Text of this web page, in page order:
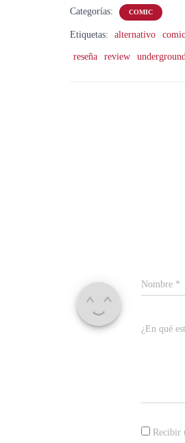
Categorías: COMIC
Etiquetas: alternativo comic
reseña review underground
Nombre *
¿En qué
Recibir